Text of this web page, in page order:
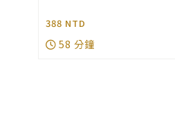
388 NTD
58 分鐘